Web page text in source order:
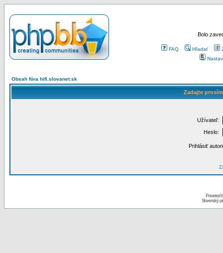
Bolo
FAQ Hľadať
Obsah fóra hifi.slovanet.sk
Zadajte
Užívateľ:
Heslo:
Prihlásiť
Powered
Slovenský